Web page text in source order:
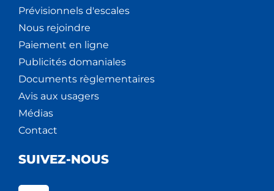
Prévisionnels d'escales
Nous rejoindre
Paiement en ligne
Publicités domaniales
Documents règlementaires
Avis aux usagers
Médias
Contact
SUIVEZ-NOUS